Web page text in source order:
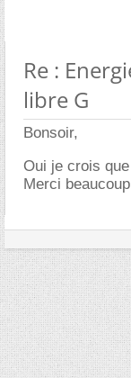
Re :
libre G
Bonsoir,
Oui je crois
Merci